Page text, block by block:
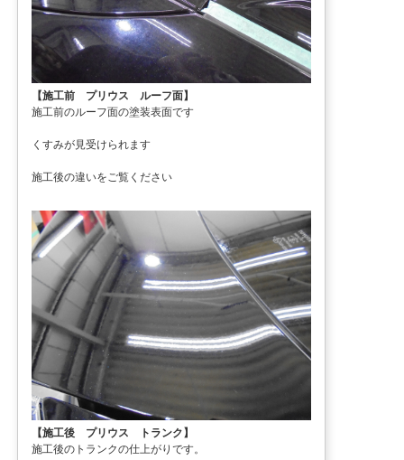
【施工前 プリウス ルーフ面】
施工前のルーフ面の塗装表面です
くすみが見受けられます
施工後の違いをご覧ください
【施工後 プリウス トランク】
施工後のトランクの仕上がりです。